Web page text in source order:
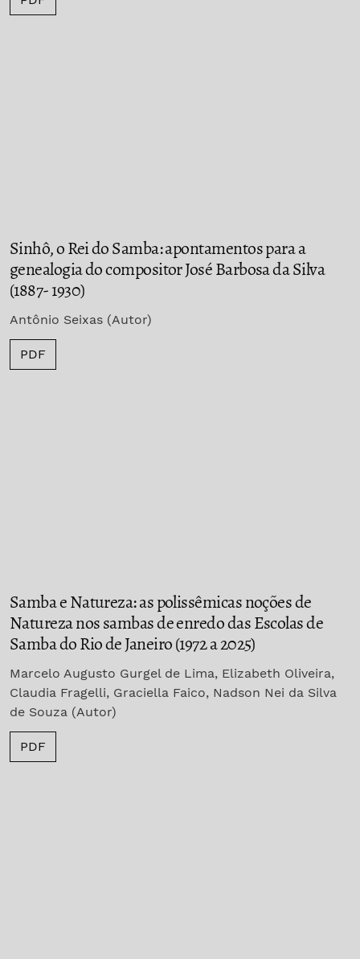
Sinhô, o Rei do Samba: apontamentos para a
genealogia do compositor José Barbosa da Silva
(1887- 1930)
Antônio Seixas (Autor)
PDF
Samba e Natureza: as polissêmicas noções de
Natureza nos sambas de enredo das Escolas de
Samba do Rio de Janeiro (1972 a 2025)
Marcelo Augusto Gurgel de Lima, Elizabeth Oliveira,
Claudia Fragelli, Graciella Faico, Nadson Nei da Silva
de Souza (Autor)
PDF